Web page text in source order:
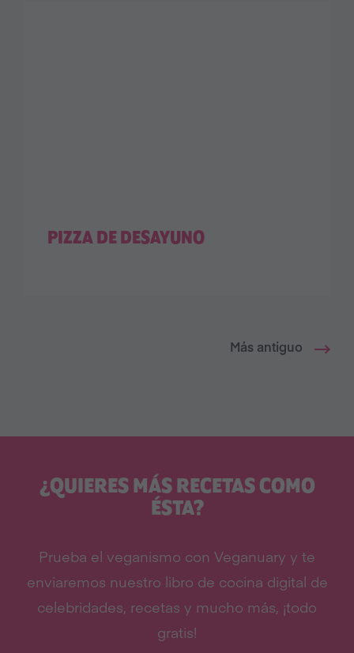
PIZZA DE DESAYUNO
Más antiguo
¿QUIERES MÁS RECETAS COMO
ÉSTA?
Prueba el veganismo con Veganuary y te
enviaremos nuestro libro de cocina digital de
celebridades, recetas y mucho más, ¡todo
gratis!